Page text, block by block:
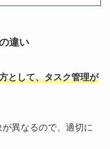
違い
として、タスク管理が
異なるので、適切に